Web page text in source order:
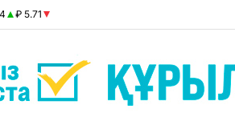
₽ 5.71